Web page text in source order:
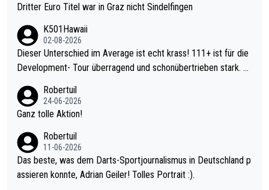
Dritter Euro Titel war in Graz nicht Sindelfingen
K501Hawaii
02-08-2026
Dieser Unterschied im Average ist echt krass! 111+ ist für die
Development- Tour überragend und schonübertrieben stark. U
mal 40+ erst recht. Da gewinnst keinen Blumentopf - ist ja noc
h krasser wie ein Pokalspiel eines Kreisligisten vs einem Bund
Robertuil
24-06-2026
Ganz tolle Aktion!
Robertuil
11-06-2026
Das beste, was dem Darts-Sportjournalismus in Deutschland p
assieren konnte, Adrian Geiler! Tolles Portrait :).